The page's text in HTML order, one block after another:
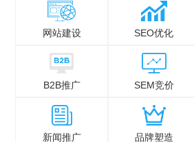
网站建设 SEO优化
B2B推广 SEM竞价
新闻推广 品牌塑造